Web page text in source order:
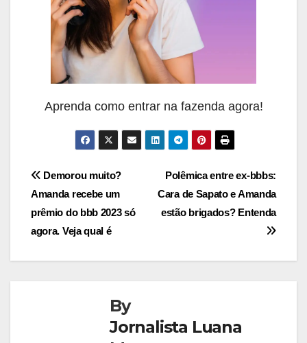
Aprenda como entrar na fazenda agora!
Navegação
de
Post
Polêmica entre ex-bbbs:
Cara de Sapato e Amanda
estão brigados? Entenda
Demorou muito?
Amanda recebe um
prêmio do bbb 2023 só
agora. Veja qual é
By
Jornalista Luana